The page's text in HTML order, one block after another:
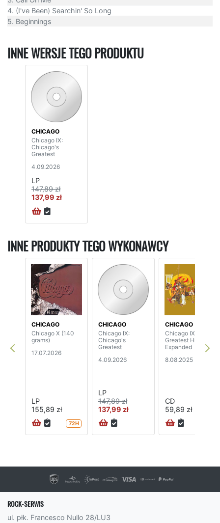
4. (I've Been) Searchin' So Long
5. Beginnings
INNE WERSJE TEGO PRODUKTU
CHICAGO
Chicago IX:
Chicago's
Greatest
4.09.2026
LP
147,89 zł
137,99 zł
INNE PRODUKTY TEGO WYKONAWCY
CHICAGO
Chicago X (140
grams)
17.07.2026
LP
155,89 zł
72H
CHICAGO
Chicago IX:
Chicago's
Greatest
4.09.2026
LP
147,89 zł
137,99 zł
CHICAGO
Chicago IX:
Greatest Hits
Expanded
8.08.2025
CD
59,89 zł
ROCK-SERWIS
ul. płk. Francesco Nullo 28/LU3